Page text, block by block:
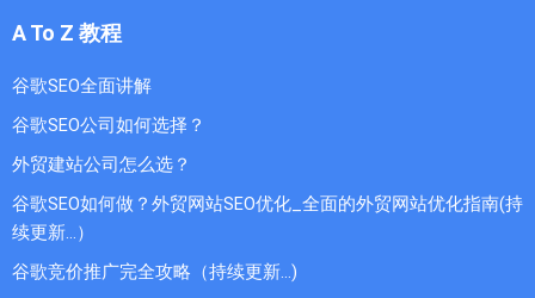
A To Z 教程
谷歌SEO全面讲解
谷歌SEO公司如何选择？
外贸建站公司怎么选？
谷歌SEO如何做？外贸网站SEO优化_全面的外贸网站优化指南(持
续更新...）
谷歌竞价推广完全攻略（持续更新…)